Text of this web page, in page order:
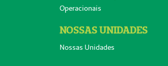
Operacionais
NOSSAS UNIDADES
Nossas Unidades